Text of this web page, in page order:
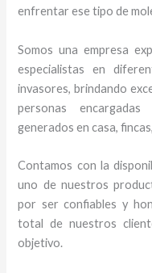
enfrentar ese tipo de
Somos una empresa
especialistas en
invasores, brindando
personas
generados en casa,
Contamos con la
uno de nuestros
por ser confiables y
total de nuestros
objetivo.